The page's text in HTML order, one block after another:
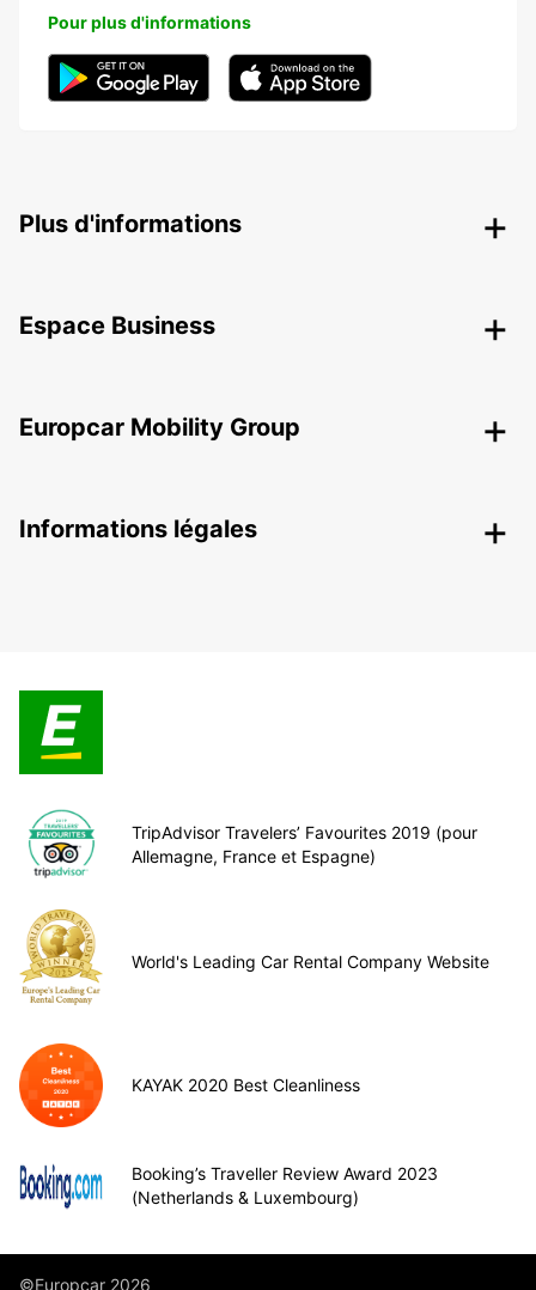
Pour plus d'informations
Plus d'informations
Espace Business
Europcar Mobility Group
Informations légales
TripAdvisor Travelers’ Favourites 2019 (pour
Allemagne, France et Espagne)
World's Leading Car Rental Company Website
KAYAK 2020 Best Cleanliness
Booking’s Traveller Review Award 2023
(Netherlands & Luxembourg)
©Europcar 2026